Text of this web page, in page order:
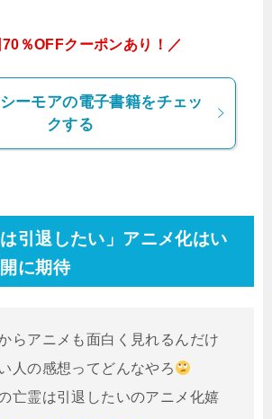
70％OFFクーポンあり！／
ーモアの電子書籍をチェッ
クする
は引退したい」アニメ化はい
に期待
らアニメも面白く見れるんだけ
人の感想ってどんなやろ
亡霊は引退したいのアニメ化嬉